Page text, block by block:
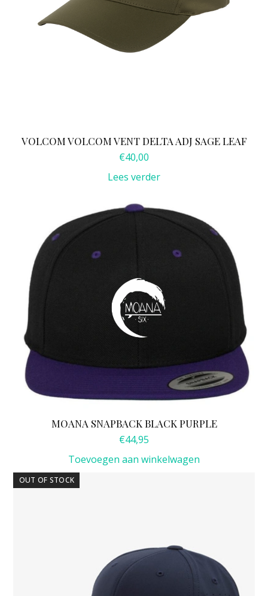
VOLCOM VOLCOM VENT DELTA ADJ SAGE LEAF
€40,00
Lees verder
MOANA SNAPBACK BLACK PURPLE
€44,95
Toevoegen aan winkelwagen
OUT OF STOCK